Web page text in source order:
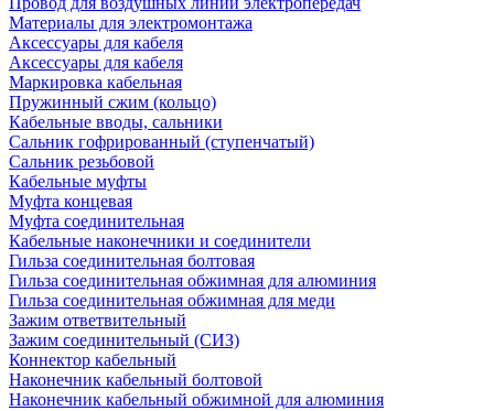
Материалы для электромонтажа
Аксессуары для кабеля
Аксессуары для кабеля
Маркировка кабельная
Пружинный сжим (кольцо)
Кабельные вводы, сальники
Сальник гофрированный (ступенчатый)
Сальник резьбовой
Кабельные муфты
Муфта концевая
Муфта соединительная
Кабельные наконечники и соединители
Гильза соединительная болтовая
Гильза соединительная обжимная для алюминия
Гильза соединительная обжимная для меди
Зажим ответвительный
Зажим соединительный (СИЗ)
Коннектор кабельный
Наконечник кабельный болтовой
Наконечник кабельный обжимной для алюминия